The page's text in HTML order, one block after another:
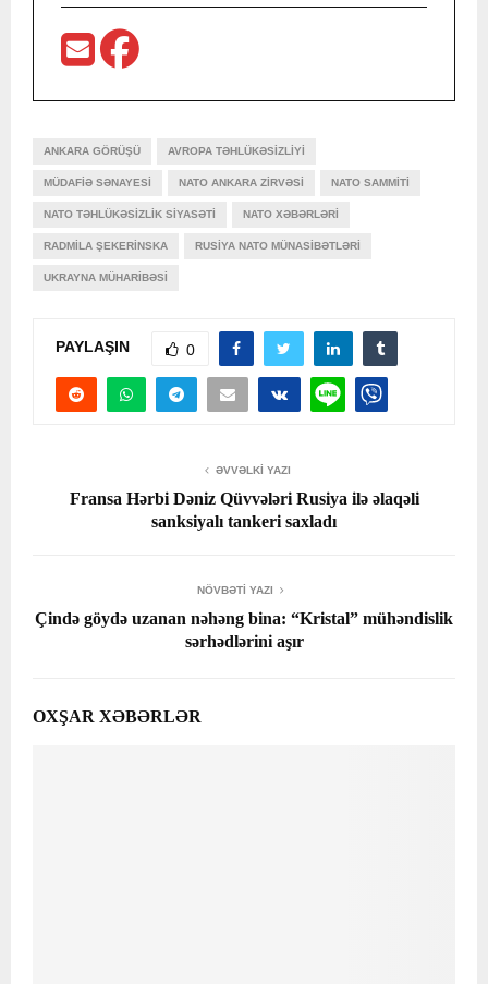
ANKARA GÖRÜŞÜ AVROPA TƏHLÜKƏSIZLIYI
MÜDAFIƏ SƏNAYESI NATO ANKARA ZIRVƏSI NATO SAMMITI
NATO TƏHLÜKƏSIZLIK SIYASƏTI NATO XƏBƏRLƏRI
RADMILA ŞEKERINSKA RUSIYA NATO MÜNASIBƏTLƏRI
UKRAYNA MÜHARIBƏSI
PAYLAŞIN 0
ƏVVƏLKI YAZI
Fransa Hərbi Dəniz Qüvvələri Rusiya ilə əlaqəli
sanksiyalı tankeri saxladı
NÖVBƏTI YAZI
Çində göydə uzanan nəhəng bina: “Kristal” mühəndislik
sərhədlərini aşır
OXŞAR XƏBƏRLƏR